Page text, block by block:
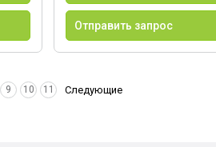
Отправить запрос
9 10 11 Следующие